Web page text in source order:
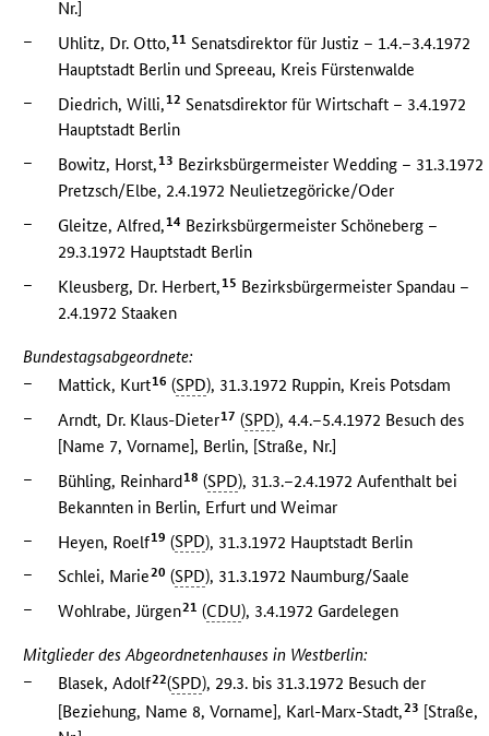
Nr.]
–
Uhlitz, Dr. Otto,11 Senatsdirektor für Justiz – 1.4.–3.4.1972
Hauptstadt Berlin und Spreeau, Kreis Fürstenwalde
–
Diedrich, Willi,12 Senatsdirektor für Wirtschaft – 3.4.1972
Hauptstadt Berlin
–
Bowitz, Horst,13 Bezirksbürgermeister Wedding – 31.3.1972
Pretzsch/Elbe, 2.4.1972 Neulietzegöricke/Oder
–
Gleitze, Alfred,14 Bezirksbürgermeister Schöneberg –
29.3.1972 Hauptstadt Berlin
–
Kleusberg, Dr. Herbert,15 Bezirksbürgermeister Spandau –
2.4.1972 Staaken
Bundestagsabgeordnete:
–
Mattick, Kurt16 (SPD), 31.3.1972 Ruppin, Kreis Potsdam
–
Arndt, Dr. Klaus-Dieter17 (SPD), 4.4.–5.4.1972 Besuch des
[Name 7, Vorname], Berlin, [Straße, Nr.]
–
Bühling, Reinhard18 (SPD), 31.3.–2.4.1972 Aufenthalt bei
Bekannten in Berlin, Erfurt und Weimar
–
Heyen, Roelf19 (SPD), 31.3.1972 Hauptstadt Berlin
–
Schlei, Marie20 (SPD), 31.3.1972 Naumburg/Saale
–
Wohlrabe, Jürgen21 (CDU), 3.4.1972 Gardelegen
Mitglieder des Abgeordnetenhauses in Westberlin:
–
Blasek, Adolf22(SPD), 29.3. bis 31.3.1972 Besuch der
[Beziehung, Name 8, Vorname], Karl-Marx-Stadt,23 [Straße,